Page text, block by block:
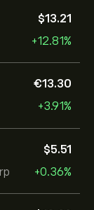
‎$‎13.21
+12.81%
‎€‎13.30
+3.91%
‎$‎5.51
+0.36%